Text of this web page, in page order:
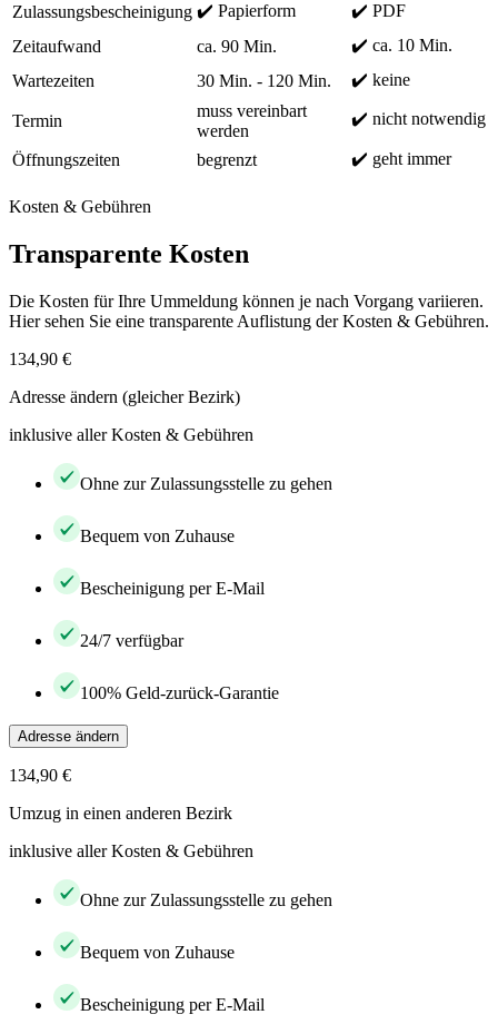
Zulassungsbescheinigung ✔️ Papierform
✔️ PDF
Zeitaufwand
ca. 90 Min.
✔️ ca. 10 Min.
Wartezeiten
30 Min. - 120 Min. ✔️ keine
Termin
muss vereinbart
werden
✔️ nicht notwendig
Öffnungszeiten begrenzt ✔️ geht immer
Kosten & Gebühren
Transparente Kosten
Die Kosten für Ihre Ummeldung können je nach Vorgang variieren.
Hier sehen Sie eine transparente Auflistung der Kosten & Gebühren.
134,90 €
Adresse ändern (gleicher Bezirk)
inklusive aller Kosten & Gebühren
Ohne zur Zulassungsstelle zu gehen
Bequem von Zuhause
Bescheinigung per E-Mail
24/7 verfügbar
100% Geld-zurück-Garantie
Adresse ändern
134,90 €
Umzug in einen anderen Bezirk
inklusive aller Kosten & Gebühren
Ohne zur Zulassungsstelle zu gehen
Bequem von Zuhause
Bescheinigung per E-Mail